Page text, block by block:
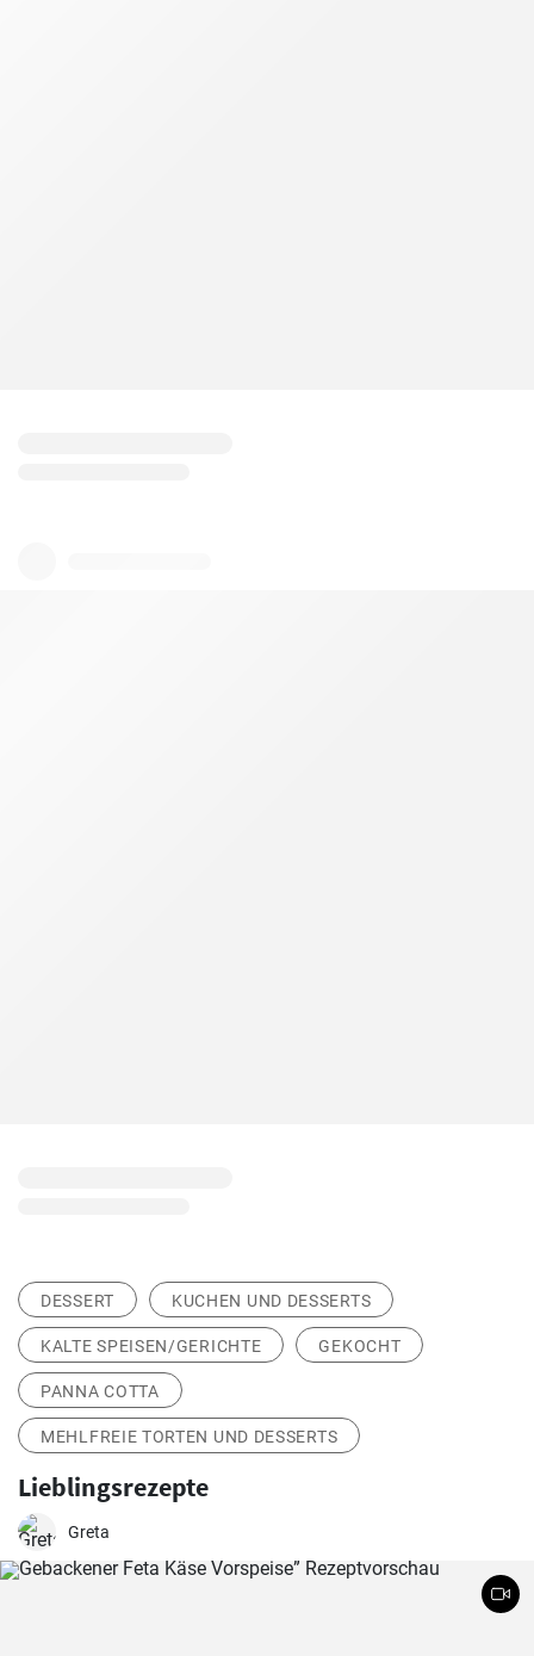
DESSERT KUCHEN UND DESSERTS
KALTE SPEISEN/GERICHTE GEKOCHT
PANNA COTTA
MEHLFREIE TORTEN UND DESSERTS
Lieblingsrezepte
Greta